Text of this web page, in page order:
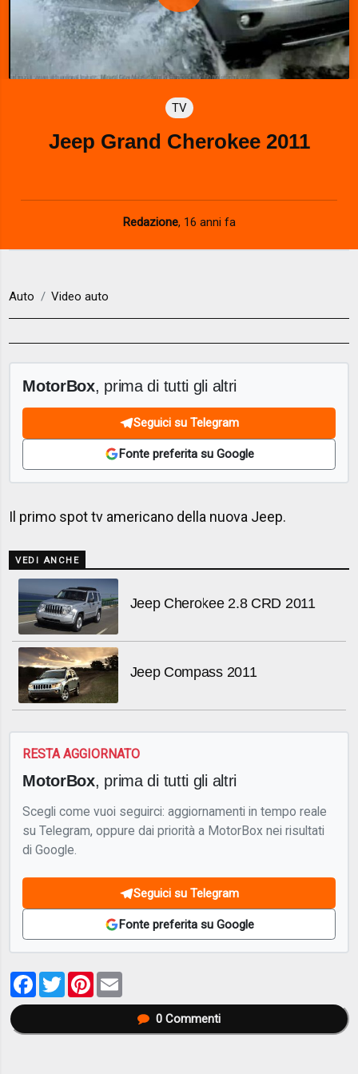
P
l
a
y
V
d
e
TV
Jeep Grand Cherokee 2011
Redazione, 16 anni fa
Auto Video auto
MotorBox, prima di tutti gli altri
Seguici su Telegram
Fonte preferita su Google
Il primo spot tv americano della nuova Jeep.
VEDI ANCHE
Jeep Cherokee 2.8 CRD 2011
Jeep Compass 2011
RESTA AGGIORNATO
MotorBox, prima di tutti gli altri
Scegli come vuoi seguirci: aggiornamenti in tempo reale
su Telegram, oppure dai priorità a MotorBox nei risultati
di Google.
Seguici su Telegram
Fonte preferita su Google
Facebook
TwitterPinterest
0Commenti